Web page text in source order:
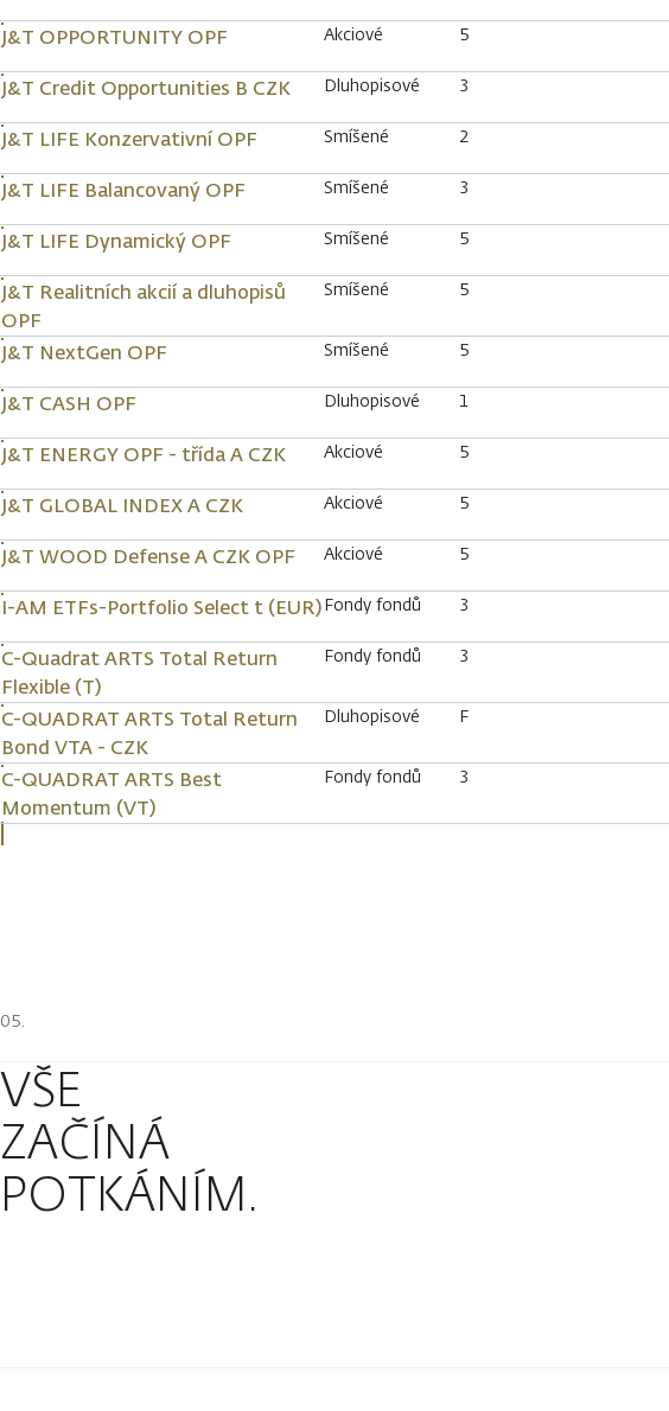
J&T OPPORTUNITY OPF Akciové 5
J&T Credit Opportunities B CZK Dluhopisové 3
J&T LIFE Konzervativní OPF Smíšené 2
J&T LIFE Balancovaný OPF Smíšené 3
J&T LIFE Dynamický OPF Smíšené 5
J&T Realitních akcií a dluhopisů
OPF
Smíšené 5
J&T NextGen OPF Smíšené 5
J&T CASH OPF Dluhopisové 1
J&T ENERGY OPF - třída A CZK Akciové 5
J&T GLOBAL INDEX A CZK Akciové 5
J&T WOOD Defense A CZK OPF Akciové 5
I-AM ETFs-Portfolio Select t (EUR)Fondy fondů 3
C-Quadrat ARTS Total Return
Flexible (T)
Fondy fondů 3
C-QUADRAT ARTS Total Return
Bond VTA - CZK
Dluhopisové F
C-QUADRAT ARTS Best
Momentum (VT)
Fondy fondů 3
VŠE
ZAČÍNÁ
POTKÁNÍM.